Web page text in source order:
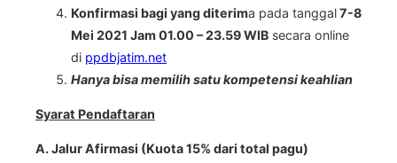
Konfirmasi bagi yang diterima pada tanggal7-8
Mei 2021 Jam 01.00 – 23.59 WIB secara online
di ppdbjatim.net
Hanya bisa memilih satu kompetensi keahlian
Syarat Pendaftaran
A. Jalur Afirmasi (Kuota 15% dari total pagu)